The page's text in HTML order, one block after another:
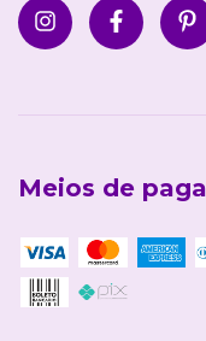
Meios de